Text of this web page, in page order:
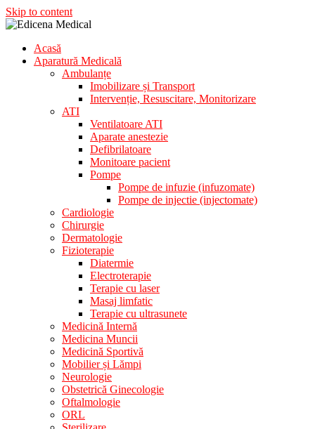
Skip to content
Edicena Medical
Aparatura Medicala
Acasă
Aparatură Medicală
Ambulanțe
Imobilizare și Transport
Intervenție, Resuscitare, Monitorizare
ATI
Ventilatoare ATI
Aparate anestezie
Defibrilatoare
Monitoare pacient
Pompe
Pompe de infuzie (infuzomate)
Pompe de injectie (injectomate)
Cardiologie
Chirurgie
Dermatologie
Fizioterapie
Diatermie
Electroterapie
Terapie cu laser
Masaj limfatic
Terapie cu ultrasunete
Medicină Internă
Medicina Muncii
Medicină Sportivă
Mobilier și Lămpi
Neurologie
Obstetrică Ginecologie
Oftalmologie
ORL